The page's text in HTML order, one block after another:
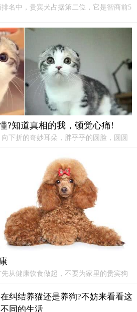
名中，贵宾犬占据第二位，它是智商前5
小巧，所以不少人还是比较喜欢。贵宾
，但在饲养过程中也会遇到很多问题，有
感觉不错...
?知道真相的我，顿觉心痛!
向下折的奇妙耳朵，胖乎乎的圆脸，圆圆
是，小折耳的痛苦，有几个人真正了
倾向病...
从健康饮食做起，不要为家里的贵宾狗
们应准备一些干而清脆的食品，即可满足
到清洁牙齿的目的。
纠结养猫还是养狗?不妨来看看这
同的生活